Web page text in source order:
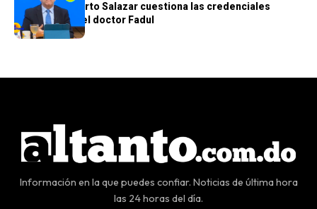
Doctor Humberto Salazar cuestiona las credenciales
académicas del doctor Fadul
Información en la que puedes confiar. Noticias de última hora
las 24 horas del día.